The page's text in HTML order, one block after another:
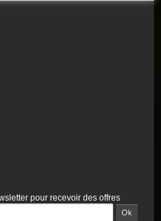
pour recevoir des offres